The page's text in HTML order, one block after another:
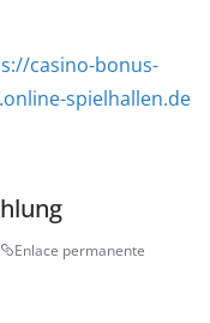
casino-bonus-
spielhallen.de
Enlace permanente